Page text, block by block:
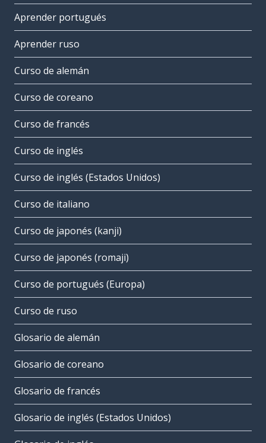
Aprender portugués
Aprender ruso
Curso de alemán
Curso de coreano
Curso de francés
Curso de inglés
Curso de inglés (Estados Unidos)
Curso de italiano
Curso de japonés (kanji)
Curso de japonés (romaji)
Curso de portugués (Europa)
Curso de ruso
Glosario de alemán
Glosario de coreano
Glosario de francés
Glosario de inglés (Estados Unidos)